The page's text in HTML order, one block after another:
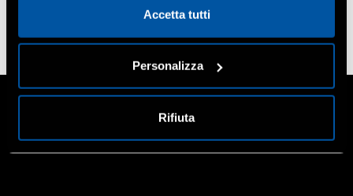
Accetta tutti
Personalizza
Rifiuta